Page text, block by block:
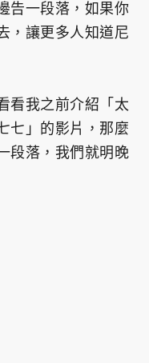
告一段落，如果你
，讓更多人知道尼
看我之前介紹「太
七」的影片，那麼
段落，我們就明晚